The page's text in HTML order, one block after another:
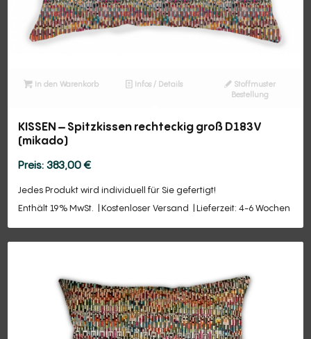
In den Warenkorb Infos / Details
Stoffmuster
Bestellung
KISSEN – Spitzkissen rechteckig groß D183V
(mikado)
383,00€
Jedes Produkt wird individuell für Sie gefertigt!
Enthält 19% MwSt.
Kostenloser Versand Lieferzeit: 4-6 Wochen